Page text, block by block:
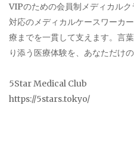
VIPのための会員制メディカル
対応のメディカルケースワーカ
療までを一貫して支えます。言
り添う医療体験を、あなただけの
5Star Medical Club
https://5stars.tokyo/